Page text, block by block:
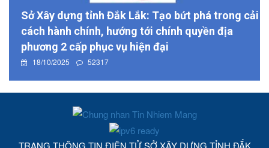
Sở Xây dựng tỉnh Đắk Lắk: Tạo bứt phá trong cải
cách hành chính, hướng tới chính quyền địa
phương 2 cấp phục vụ hiện đại
18/10/2025 52317
TRANG THÔNG TIN ĐIỆN TỬ SỞ XÂY DỰNG TỈNH ĐẮK